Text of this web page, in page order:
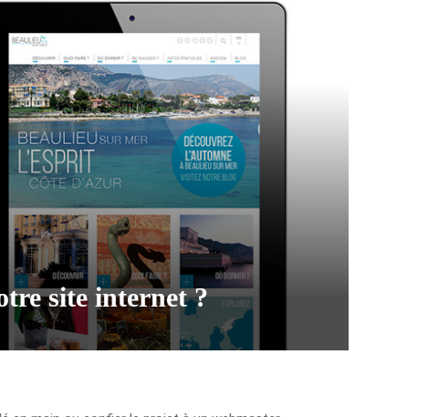
site internet ?